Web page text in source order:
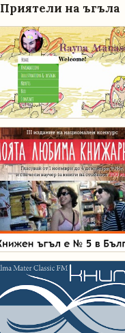
Приятели на ъгъла